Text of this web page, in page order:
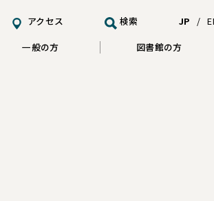
一般の方 図書館の方
アクセス 検索 JP /